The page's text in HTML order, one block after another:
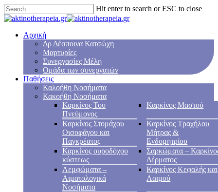
Hit enter to search or ESC to close
Αρχική
Δρ Δέσποινα Κατσώχη
Μαρτυρίες
Συνεργασίες Μέλη
Ομάδα των συνεργατών
Παθήσεις
Καλοήθη Νοσήματα
Κακοήθη Νοσήματα
Καρκίνος Του
Πνεύμονος
Καρκίνος Μαστού
Καρκίνος Στομάχου
Οισοφάγου και
Παγκρέατος
Καρκίνος Τραχήλου
Μήτρας &
Ενδομητρίου
Καρκίνος ουροδόχου
κύστεως
Σαρκώματα –
Δέρματος
Λεμφώματα –
Αιματολογικά
Νοσήματα
Καρκίνος Κεφαλής και
Λαιμού